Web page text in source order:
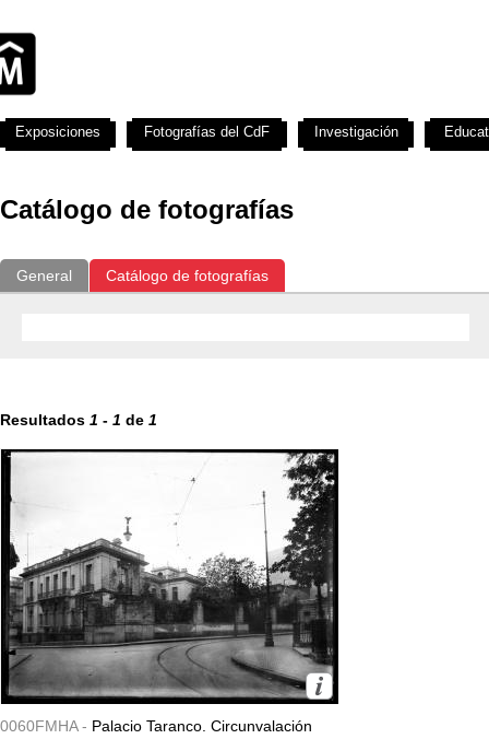
Catálogo de fotografías
General Catálogo de fotografías
Resultados 1 - 1 de 1
0060FMHA - Palacio Taranco. Circunvalación
Exposiciones Fotografías del CdF Investigación